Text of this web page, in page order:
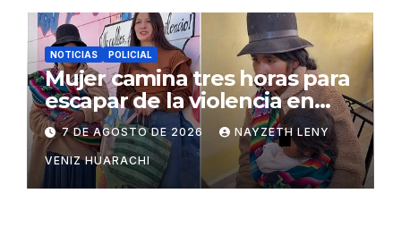
NOTICIAS POLICIAL
Mujer camina tres horas para
escapar de la violencia en
Potosí
7 DE AGOSTO DE 2026 NAYZETH LENY
VENIZ HUARACHI